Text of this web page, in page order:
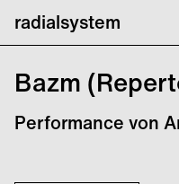
radialsystem
Bazm
Performance von